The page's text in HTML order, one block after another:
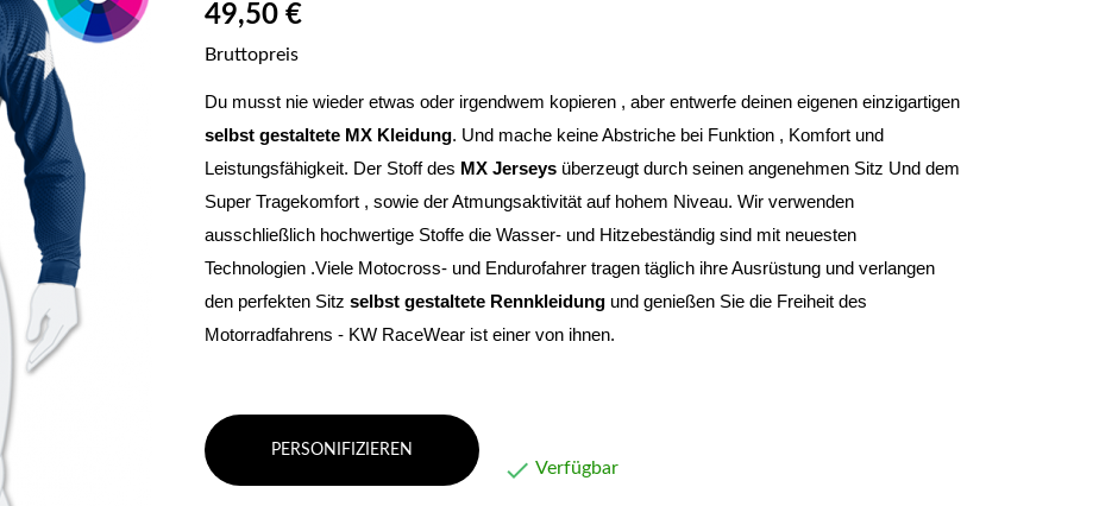
49,50 €
Bruttopreis
selbst gestaltete MX Kleidung. Und mache keine Abstriche bei Funktion , Komfort und
Leistungsfähigkeit. Der Stoff des MX Jerseys überzeugt durch seinen angenehmen Sitz Und dem
Super Tragekomfort , sowie der Atmungsaktivität auf hohem Niveau. Wir verwenden
ausschließlich hochwertige Stoffe die Wasser- und Hitzebeständig sind mit neuesten
Technologien .Viele Motocross- und Endurofahrer tragen täglich ihre Ausrüstung und verlangen
den perfekten Sitz selbst gestaltete Rennkleidung und genießen Sie die Freiheit des
Motorradfahrens - KW RaceWear ist einer von ihnen.
PERSONIFIZIEREN
 Verfügbar